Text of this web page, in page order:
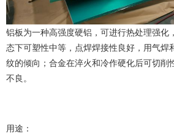
铝板为一种高强度硬铝，可进行热处理强化
态下可塑性中等，点焊焊接性良好，用气焊
纹的倾向；合金在淬火和冷作硬化后可切削
不良。
用途：